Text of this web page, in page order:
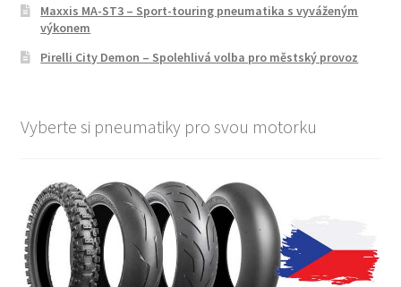
Maxxis MA-ST3 – Sport-touring pneumatika s vyváženým
výkonem
Pirelli City Demon – Spolehlivá volba pro městský provoz
Vyberte si pneumatiky pro svou motorku